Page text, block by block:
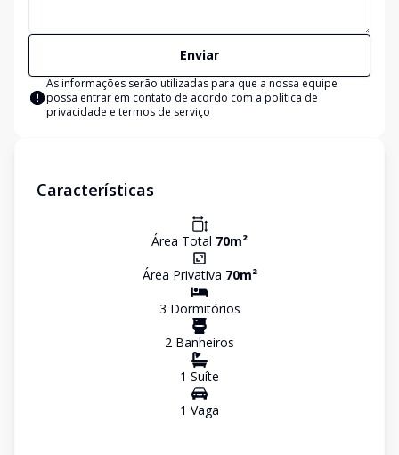
Enviar
As informações serão utilizadas para que a nossa equipe
possa entrar em contato de acordo com a política de
privacidade e termos de serviço
Características
Área Total 70m²
Área Privativa 70m²
3 Dormitórios
2 Banheiros
1 Suíte
1 Vaga